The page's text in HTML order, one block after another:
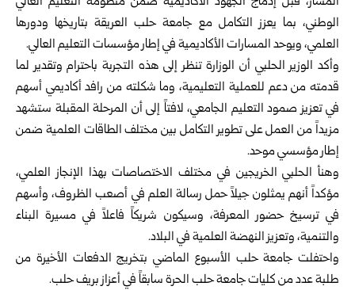
الوطني، بما يعزز التكامل مع جامعةحلب العريقة بتاريخها ودورها
العلمي، ويوحد المسارات الأكاديمية في إطار مؤسسات التعليم العالي.
وأكد الوزير الحلبي أن الوزارة تنظر إلى هذه التجربة باحترام وتقدير لما
قدمته من دعم للعملية التعليمية، وما شكلته من رافد أكاديمي أسهم
في تعزيز صمود التعليم الجامعي، لافتاً إلى أن المرحلة المقبلة ستشهد
مزيداً من العمل على تطوير التكامل بين مختلف الطاقات العلمية ضمن
إطار مؤسسي موحد.
وهنأ الحلبي الخريجين في مختلف الاختصاصات بهذا الإنجاز العلمي،
مؤكداً أنهم يمثلون جيلاً حمل رسالة العلم في أصعب الظروف، وأسهم
في ترسيخ حضور المعرفة، وسيكون شريكاً فاعلاً في مسيرة البناء
والتنمية، وتعزيز النهضة العلمية في البلاد.
واحتفلت جامعة حلب الأسبوع الماضي بتخريج الدفعات الأخيرة من
طلبة عدد من كليات جامعة حلب الحرة سابقاً في أعزاز بريف حلب.